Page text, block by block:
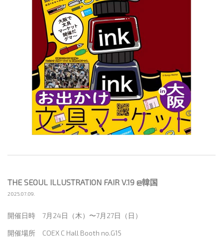
THE SEOUL ILLUSTRATION FAIR V.19 @韓国
2025.07.09.
開催日時 7月24日（木）〜7月27日（日）
開催場所 COEX C Hall Booth no.G15